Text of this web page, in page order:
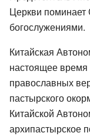
Церкви поминает
богослужениями.
Китайская
настоящее время
православных
пастырского
Китайской
архипастырское